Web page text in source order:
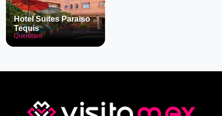
Hotel Suites Paraiso
Tequis
Querétaro